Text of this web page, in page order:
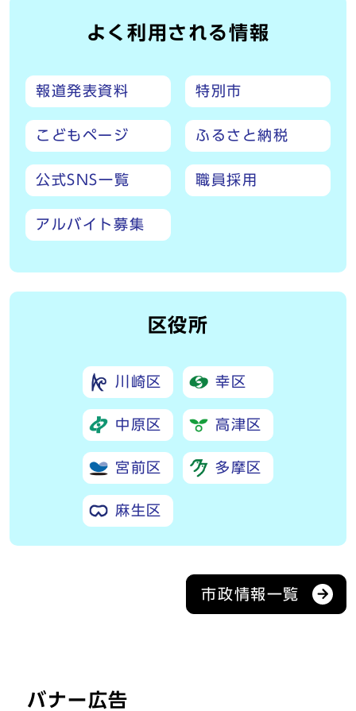
よく利用される情報
報道発表資料 特別市
こどもページ ふるさと納税
公式SNS一覧 職員採用
アルバイト募集
区役所
川崎区 幸区
中原区 高津区
宮前区 多摩区
麻生区
市政情報一覧
バナー広告